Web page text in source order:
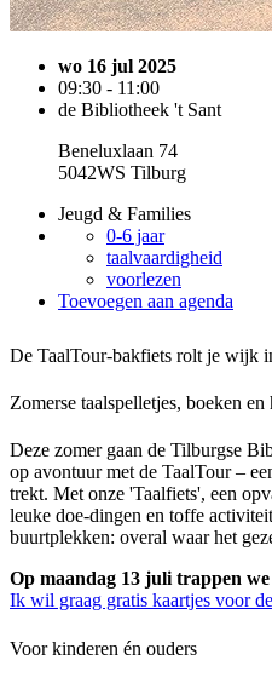
wo 16 jul 2025
09:30 - 11:00
de Bibliotheek 't Sant
Beneluxlaan 74
5042WS Tilburg
Jeugd & Families
0-6 jaar
taalvaardigheid
voorlezen
Toevoegen aan agenda
De TaalTour-bakfiets rolt je wijk
Zomerse taalspelletjes, boeken
Deze zomer gaan de Tilburgse
op avontuur met de TaalTour –
trekt. Met onze 'Taalfiets', een
leuke doe-dingen en toffe
buurtplekken: overal waar het
Op maandag 13 juli trappen
Ik wil graag gratis kaartjes voor
Voor kinderen én ouders